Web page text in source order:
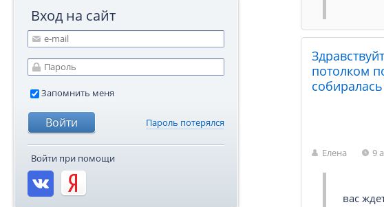
потолком
Елена 9
вас
Вход на сайт
Запомнить меня
Пароль потерялся
Войти при помощи